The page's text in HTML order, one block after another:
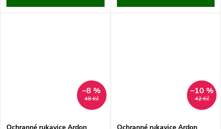
48 Kč
–8 %
42 Kč
–10 %